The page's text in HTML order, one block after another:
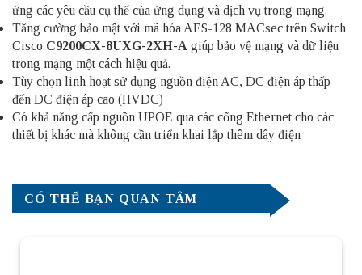
ứng các yêu cầu cụ thể của ứng dụng và dịch vụ trong mạng.
Tăng cường bảo mật với mã hóa AES-128 MACsec trên Switch
Cisco C9200CX-8UXG-2XH-A giúp bảo vệ mạng và dữ liệu
trong mạng một cách hiệu quả.
Tùy chọn linh hoạt sử dụng nguồn điện AC, DC điện áp thấp
đến DC điện áp cao (HVDC)
Có khả năng cấp nguồn UPOE qua các cổng Ethernet cho các
thiết bị khác mà không cần triển khai lắp thêm dây điện
CÓ THỂ BẠN QUAN TÂM